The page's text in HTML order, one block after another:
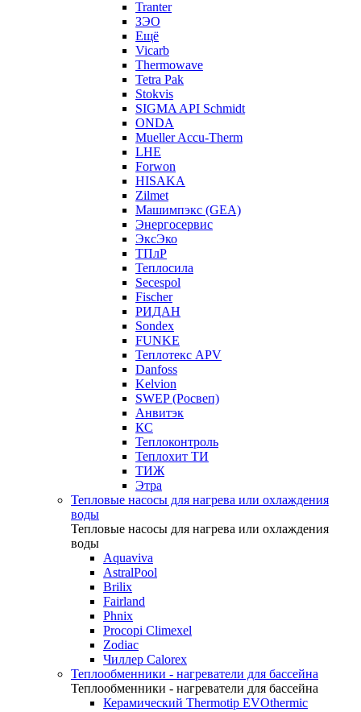
Tranter
ЗЭО
Ещё
Vicarb
Thermowave
Tetra Pak
Stokvis
SIGMA API Schmidt
ONDA
Mueller Accu-Therm
LHE
Forwon
HISAKA
Zilmet
Машимпэкс (GEA)
Энергосервис
ЭксЭко
ТПлР
Теплосила
Secespol
Fischer
РИДАН
Sondex
FUNKE
Теплотекс APV
Danfoss
Kelvion
SWEP (Росвеп)
Анвитэк
КС
Теплоконтроль
Теплохит ТИ
ТИЖ
Этра
Тепловые насосы для нагрева или охлаждения
воды
Тепловые насосы для нагрева или охлаждения
воды
Aquaviva
AstralPool
Brilix
Fairland
Phnix
Procopi Climexel
Zodiac
Чиллер Calorex
Теплообменники - нагреватели для бассейна
Теплообменники - нагреватели для бассейна
Керамический Thermotip EVOthermic